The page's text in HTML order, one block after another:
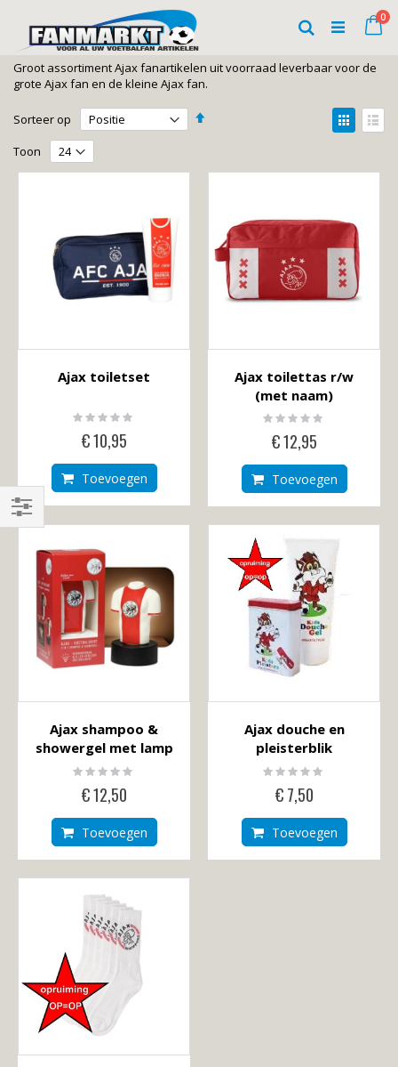
naar
inhoud
0
Zoeken
Groot assortiment Ajax fanartikelen uit voorraad leverbaar voor de
grote Ajax fan en de kleine Ajax fan.
Sorteer op
Van
Tonen
als
Toon
Ajax toiletset
Rating:
0%
€ 10,95
Toevoegen
Ajax toilettas r/w
(met naam)
Rating:
0%
€ 12,95
Toevoegen
Ajax shampoo &
showergel met lamp
Rating:
0%
€ 12,50
Toevoegen
Ajax douche en
pleisterblik
Rating:
0%
€ 7,50
Toevoegen
Shop